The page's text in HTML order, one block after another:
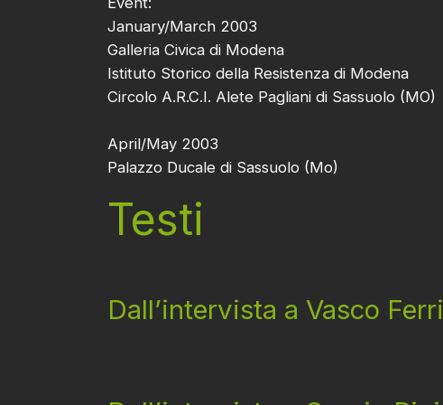
January/March 2003
Galleria Civica di Modena
Istituto Storico della Resistenza di Modena
Circolo A.R.C.I. Alete Pagliani di Sassuolo (MO)
April/May 2003
Palazzo Ducale di Sassuolo (Mo)
Testi
Dall’intervista a Vasco Ferri